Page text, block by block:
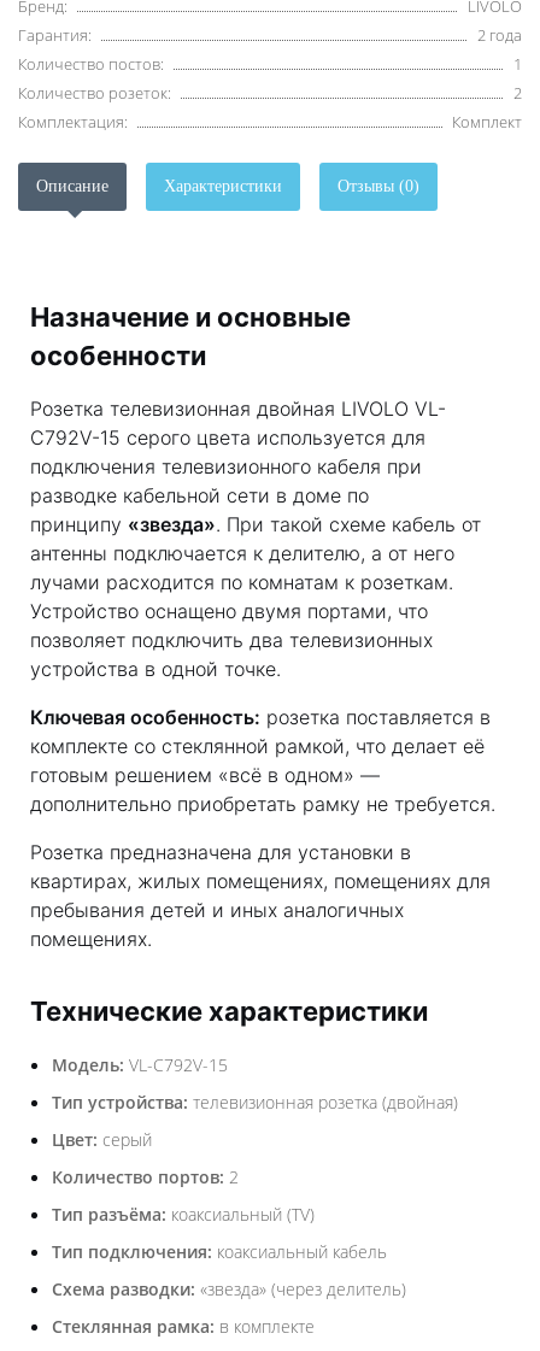
Бренд:
LIVOLO
Гарантия:
2 года
Количество постов:
1
Количество розеток:
2
Комплектация:
Комплект
Описание Характеристики Отзывы (0)
Назначение и основные
особенности
Розетка телевизионная двойная LIVOLO VL-
C792V-15 серого цвета используется для
подключения телевизионного кабеля при
разводке кабельной сети в доме по
принципу «звезда». При такой схеме кабель от
антенны подключается к делителю, а от него
лучами расходится по комнатам к розеткам.
Устройство оснащено двумя портами, что
позволяет подключить два телевизионных
устройства в одной точке.
Ключевая особенность: розетка поставляется в
комплекте со стеклянной рамкой, что делает её
готовым решением «всё в одном» —
дополнительно приобретать рамку не требуется.
Розетка предназначена для установки в
квартирах, жилых помещениях, помещениях для
пребывания детей и иных аналогичных
помещениях.
Технические характеристики
Модель: VL-C792V-15
Тип устройства: телевизионная розетка (двойная)
Цвет: серый
Количество портов: 2
Тип разъёма: коаксиальный (TV)
Тип подключения: коаксиальный кабель
Схема разводки: «звезда» (через делитель)
Стеклянная рамка: в комплекте